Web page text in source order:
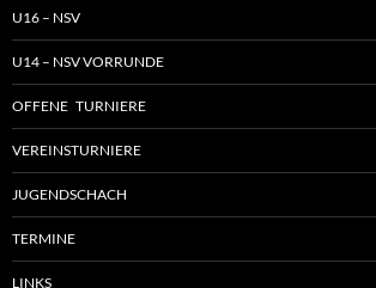
U16 – NSV
U14 – NSV VORRUNDE
OFFENE TURNIERE
VEREINSTURNIERE
JUGENDSCHACH
TERMINE
LINKS